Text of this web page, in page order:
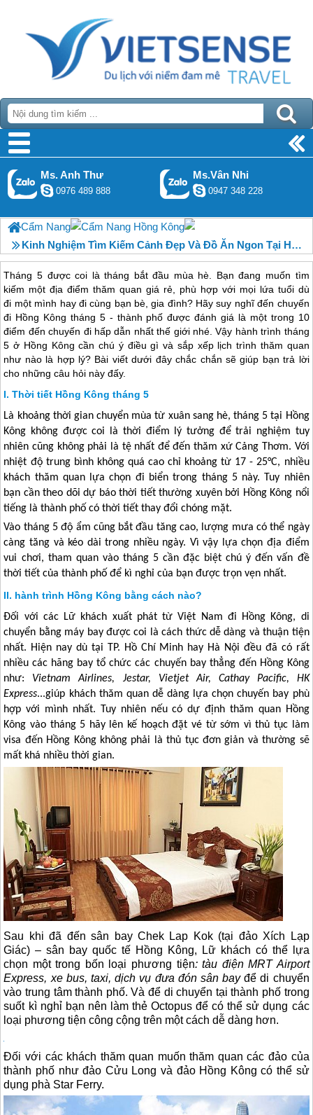
Ms. Anh Thư
0976 489 888
Ms.Vân Nhi
0947 348 228
Cẩm Nang
Cẩm Nang Hồng Kông
Kinh Nghiệm Tìm Kiếm Cảnh Đẹp Và Đồ Ăn Ngon Tại Hồng Kông Tháng 5
Tháng 5 được coi là tháng bắt đầu mùa hè. Bạn đang muốn tìm
kiếm một địa điểm thăm quan giá rẻ, phù hợp với mọi lứa tuổi dù
đi một mình hay đi cùng bạn bè, gia đình? Hãy suy nghĩ đến chuyến
đi Hồng Kông tháng 5 - thành phố được đánh giá là một trong 10
điểm đến chuyến đi hấp dẫn nhất thế giới nhé. Vậy hành trình tháng
5 ở Hồng Kông cần chú ý điều gì và sắp xếp lịch trình thăm quan
như nào là hợp lý? Bài viết dưới đây chắc chắn sẽ giúp bạn trả lời
cho những câu hỏi này đấy.
Thời tiết Hồng Kông tháng 5
Là khoảng thời gian chuyển mùa từ xuân sang hè, tháng 5 tại Hồng
Kông không được coi là thời điểm lý tưởng để trải nghiệm tuy
nhiên cũng không phải là tệ nhất để đến thăm xứ Cảng Thơm. Với
nhiệt độ trung bình không quá cao chỉ khoảng từ 17 - 25°C, nhiều
khách thăm quan lựa chọn đi biển trong tháng 5 này. Tuy nhiên
bạn cần theo dõi dự báo thời tiết thường xuyên bởi Hồng Kông nổi
tiếng là thành phố có thời tiết thay đổi chóng mặt.
Vào tháng 5 độ ẩm cũng bắt đầu tăng cao, lượng mưa có thể ngày
càng tăng và kéo dài trong nhiều ngày. Vì vậy lựa chọn địa điểm
vui chơi, tham quan vào tháng 5 cần đặc biệt chú ý đến vấn đề
thời tiết của thành phố để kì nghỉ của bạn được trọn vẹn nhất.
hành trình Hồng Kông bằng cách nào?
Đối với các Lữ khách xuất phát từ Việt Nam đi Hồng Kông, di
chuyển bằng máy bay được coi là cách thức dễ dàng và thuận tiện
nhất. Hiện nay dù tại TP. Hồ Chí Minh hay Hà Nội đều đã có rất
nhiều các hãng bay tổ chức các chuyến bay thẳng đến Hồng Kông
như: Vietnam Airlines, Jestar, Vietjet Air, Cathay Pacific, HK
Express...giúp khách thăm quan dễ dàng lựa chọn chuyến bay phù
hợp với mình nhất. Tuy nhiên nếu có dự định thăm quan Hồng
Kông vào tháng 5 hãy lên kế hoạch đặt vé từ sớm vì thủ tục làm
visa đến Hồng Kôngkhông phải là thủ tục đơn giản và thường sẽ
mất khá nhiều thời gian.
Sau khi đã đến sân bay Chek Lap Kok (tại đảo Xích Lạp
Giác) – sân bay quốc tế Hồng Kông, Lữ khách có thể lựa
chọn một trong bốn loại phương tiện: tàu điện MRT Airport
Express, xe bus, taxi, dịch vụ đưa đón sân bayđể di chuyển
vào trung tâm thành phố. Và để di chuyển tại thành phố trong
suốt kì nghỉ bạn nên làm thẻ Octopus để có thể sử dụng các
loại phương tiện công cộng trên một cách dễ dàng hơn.
Đối với các khách thăm quan muốn thăm quan các đảo của
thành phố như đảo Cửu Long và đảo Hồng Kông có thể sử
dụng phà Star Ferry.